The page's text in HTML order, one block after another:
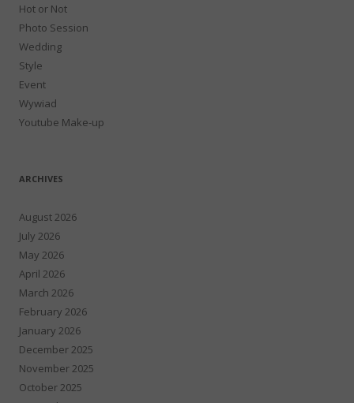
Hot or Not
Photo Session
Wedding
Style
Event
Wywiad
Youtube Make-up
ARCHIVES
August 2026
July 2026
May 2026
April 2026
March 2026
February 2026
January 2026
December 2025
November 2025
October 2025